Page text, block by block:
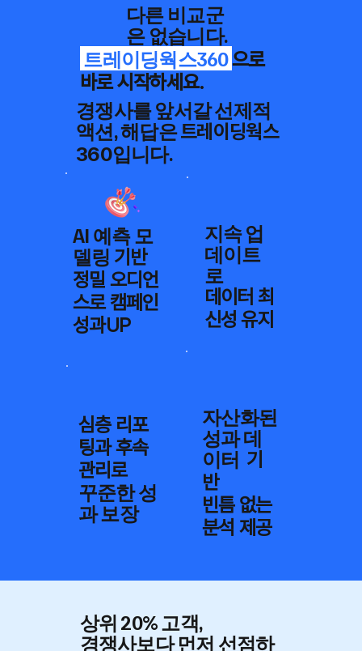
경쟁사를 앞서갈 선제적
액션, 해답은트레이딩웍스
360입니다.
​ 트레이딩웍스360으로
바로 시작하세요.
다른 비교군
은 없습니다.
AI 예측 모
델링 기반
​정밀 오디언
스로 캠페인
성과UP
지속 업
데이트
로
데이터 최
신성 유지
심층 리포
팅과 후속
관리로
꾸준한 성
과 보장
자산화된
성과 데
이터 기
반
빈틈 없는
분석 제공
상위 20% 고객,
​경쟁사보다 먼저 선점하